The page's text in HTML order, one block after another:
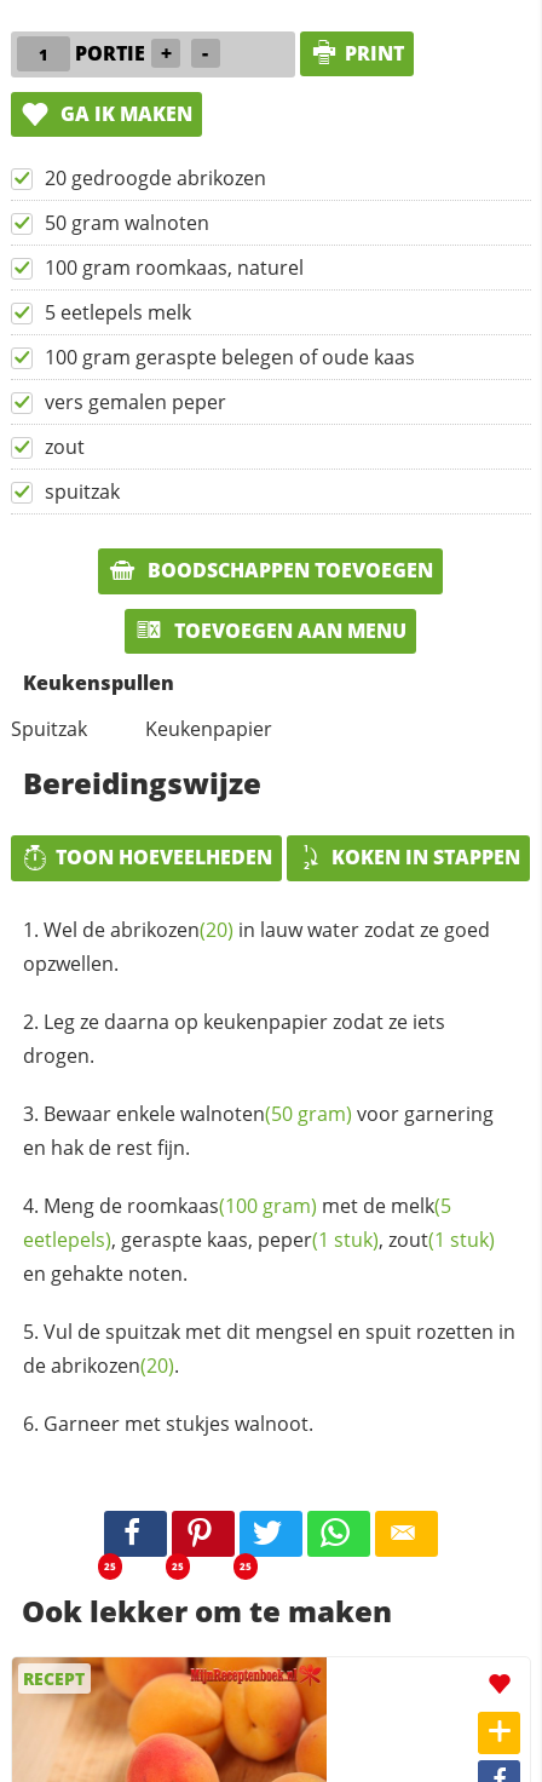
PORTIE + - PRINT
GA IK MAKEN
20 gedroogde abrikozen
50 gram walnoten
100 gram roomkaas, naturel
5 eetlepels melk
100 gram geraspte belegen of oude kaas
vers gemalen peper
zout
spuitzak
BOODSCHAPPEN TOEVOEGEN
TOEVOEGEN AAN MENU
Keukenspullen
Spuitzak
Keukenpapier
Bereidingswijze
TOON HOEVEELHEDEN KOKEN IN STAPPEN
Wel deabrikozen(20) in lauw water zodat ze goed
opzwellen.
Leg ze daarna op keukenpapier zodat ze iets
drogen.
Bewaar enkelewalnoten(50 gram) voor garnering
en hak de rest fijn.
Meng de roomkaas(100 gram) met de melk(5
eetlepels), geraspte kaas, peper(1 stuk), zout(1 stuk)
en gehakte noten.
Vul de spuitzak met dit mengsel en spuit rozetten in
deabrikozen(20).
Garneer met stukjes walnoot.
25 25 25
Ook lekker om te maken
RECEPT